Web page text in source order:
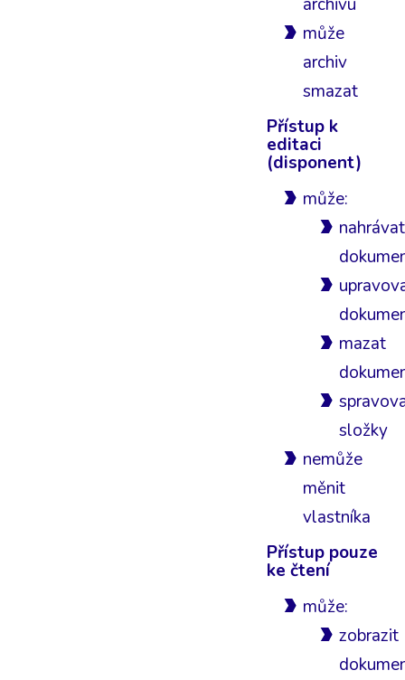
může
archiv
smazat
Přístup k
editaci
(disponent)
může:
nahrávat
mazat
složky
nemůže
měnit
vlastníka
Přístup pouze
ke čtení
může:
zobrazit